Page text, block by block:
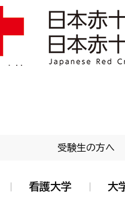
本赤十字学園 日本赤十
受験生の方へ
看護大学 大